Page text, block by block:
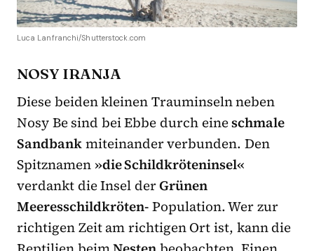
Luca Lanfranchi/Shutterstock.com
NOSY IRANJA
Diese beiden kleinen Trauminseln neben
Nosy Be sind bei Ebbe durch eineschmale
Sandbankmiteinander verbunden. Den
Spitznamen »die Schildkröteninsel«
verdankt die Insel derGrünen
Meeresschildkröten-Population. Wer zur
richtigen Zeit am richtigen Ort ist, kann die